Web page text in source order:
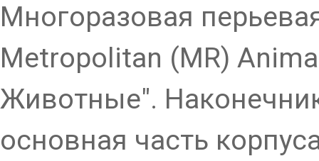
Многоразовая
Metropolitan (MR)
Животные".
основная часть